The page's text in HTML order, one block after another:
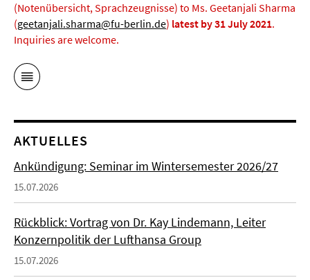
(Notenübersicht, Sprachzeugnisse) to Ms. Geetanjali Sharma
(geetanjali.sharma@fu-berlin.de) latest by 31 July 2021.
Inquiries are welcome.
AKTUELLES
Ankündigung: Seminar im Wintersemester 2026/27
15.07.2026
Rückblick: Vortrag von Dr. Kay Lindemann, Leiter
Konzernpolitik der Lufthansa Group
15.07.2026